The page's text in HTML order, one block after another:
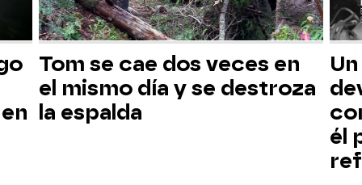
Tom se cae dos veces en
el mismo día y se destroza
la espalda
él